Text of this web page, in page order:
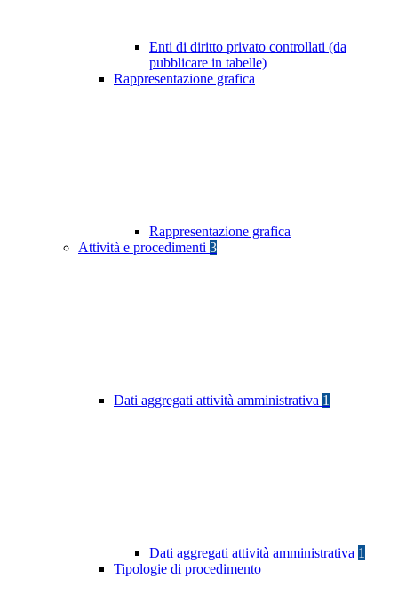
Enti di diritto privato controllati (da
pubblicare in tabelle)
Rappresentazione grafica
Rappresentazione grafica
Attività e procedimenti 3
Dati aggregati attività amministrativa 1
Dati aggregati attività amministrativa 1
Tipologie di procedimento